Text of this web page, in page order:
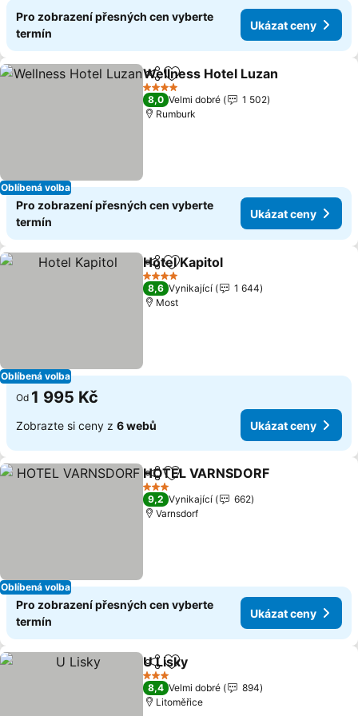
Pro zobrazení přesných cen vyberte
termín
Ukázat ceny
Oblíbená volba
SdíletPřidat na seznam oblíbených
Wellness Hotel Luzan
4 Počet hvězdiček
8,0 Velmi dobré
1 502
Rumburk
Pro zobrazení přesných cen vyberte
termín
Ukázat ceny
Oblíbená volba
SdíletPřidat na seznam oblíbených
Hotel Kapitol
4 Počet hvězdiček
8,6 Vynikající
1 644
Most
Od 1 995 Kč
Zobrazte si ceny z 6 webů Ukázat ceny
Oblíbená volba
SdíletPřidat na seznam oblíbených
HOTEL VARNSDORF
3 Počet hvězdiček
9,2 Vynikající
662
Varnsdorf
Pro zobrazení přesných cen vyberte
termín
Ukázat ceny
SdíletPřidat na seznam oblíbených
U Lisky
3 Počet hvězdiček
8,4 Velmi dobré
894
Litoměřice